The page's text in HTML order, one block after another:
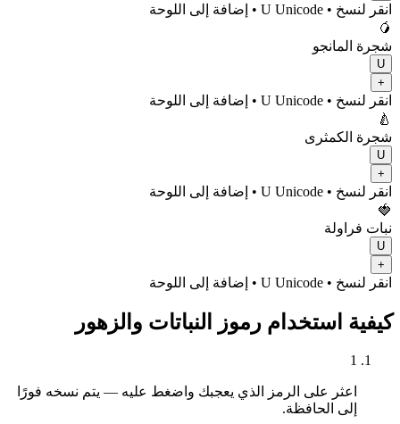
انقر لنسخ • U
Unicode
• إضافة إلى اللوحة
🥭
شجرة المانجو
U
+
انقر لنسخ • U
Unicode
• إضافة إلى اللوحة
🍐
شجرة الكمثرى
U
+
انقر لنسخ • U
Unicode
• إضافة إلى اللوحة
🍓
نبات فراولة
U
+
انقر لنسخ • U
Unicode
• إضافة إلى اللوحة
كيفية استخدام رموز النباتات والزهور
1
اعثر على الرمز الذي يعجبك واضغط عليه — يتم نسخه فورًا
إلى الحافظة.